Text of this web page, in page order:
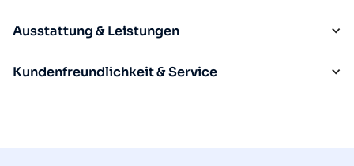
Ausstattung & Leistungen
Kundenfreundlichkeit & Service